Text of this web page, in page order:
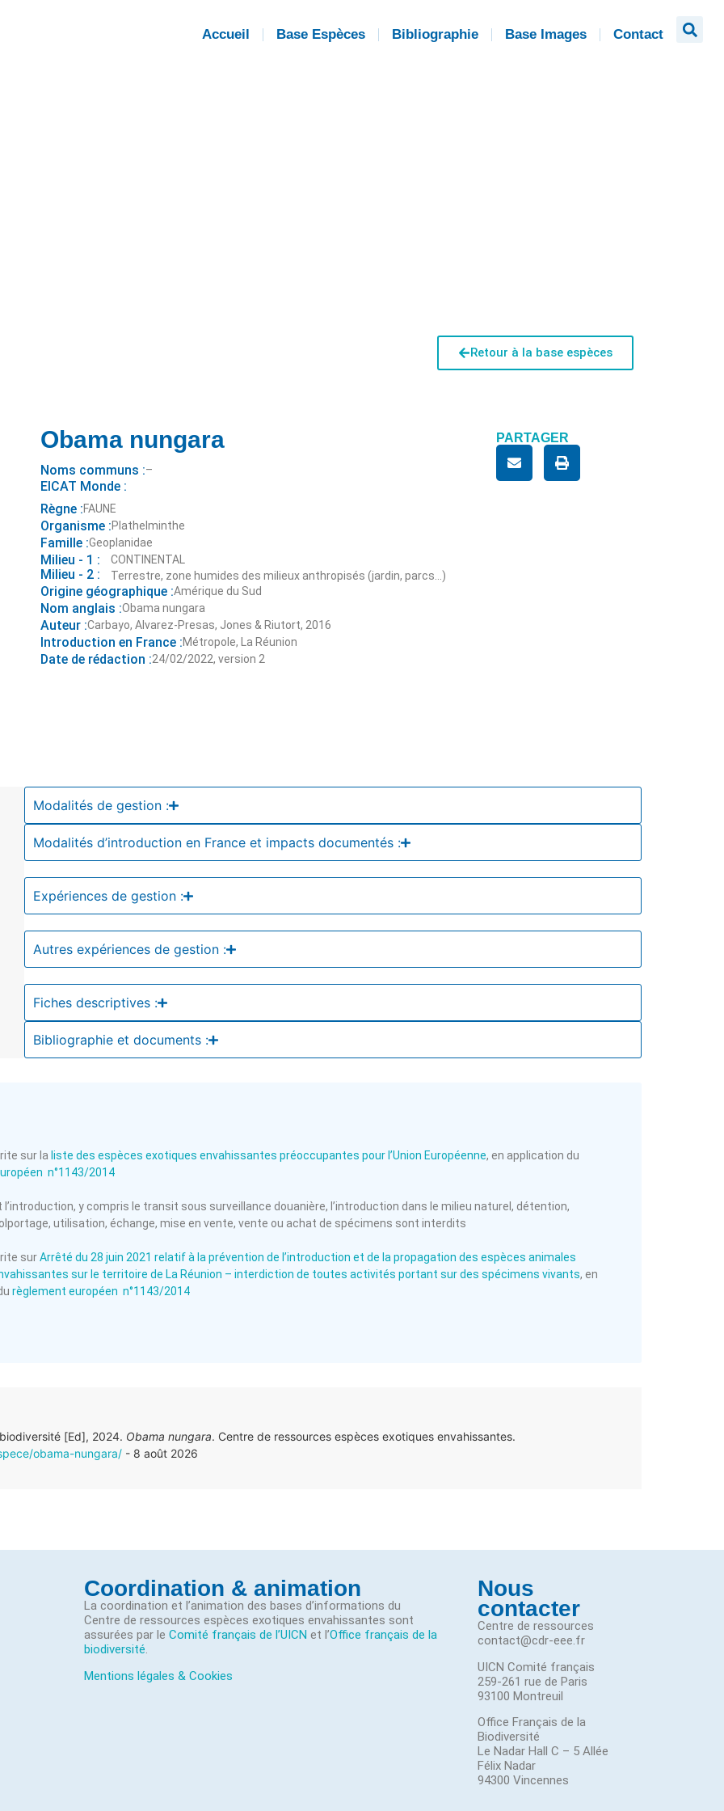
Accueil Base Espèces Bibliographie Base Images Contact
Retour à la base espèces
Obama nungara
Noms communs :–
EICAT Monde :
Règne :FAUNE
Organisme :Plathelminthe
Famille :Geoplanidae
Milieu - 1 : CONTINENTAL
Milieu - 2 : Terrestre, zone humides des milieux anthropisés (jardin, parcs…)
Origine géographique :Amérique du Sud
Nom anglais :Obama nungara
Auteur :Carbayo, Alvarez-Presas, Jones & Riutort, 2016
Introduction en France :Métropole, La Réunion
Date de rédaction :24/02/2022, version 2
PARTAGER
Modalités de gestion :
Modalités d’introduction en France et impacts documentés :
Expériences de gestion :
Autres expériences de gestion :
Fiches descriptives :
Bibliographie et documents :
sur la liste des espèces exotiques envahissantes préoccupantes pour l’Union Européenne, en application du
n°1143/2014
l’introduction, y compris le transit sous surveillance douanière, l’introduction dans le milieu naturel, détention,
utilisation, échange, mise en vente, vente ou achat de spécimens sont interdits
surArrêté du 28 juin 2021 relatif à la prévention de l’introduction et de la propagation des espèces animales
sur le territoire de La Réunion – interdiction de toutes activités portant sur des spécimens vivants, en
règlement européen n°1143/2014
[Ed], 2024. Obama nungara. Centre de ressources espèces exotiques envahissantes.
obama-nungara/ - 8 août 2026
Coordination & animation
La coordination et l’animation des bases d’informations du
Centre de ressources espèces exotiques envahissantes sont
assurées par le Comité français de l’UICN et l’Office français de la
biodiversité.
Mentions légales & Cookies
Nous
contacter
Centre de ressources
contact@cdr-eee.fr
UICN Comité français
259-261 rue de Paris
93100 Montreuil
Office Français de la
Biodiversité
Le Nadar Hall C – 5 Allée
Félix Nadar
94300 Vincennes